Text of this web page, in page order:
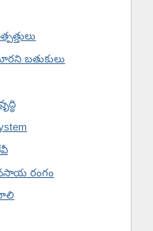
బతుకులు
రంగం